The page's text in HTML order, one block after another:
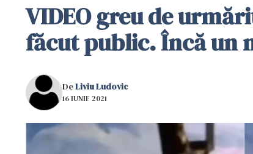
VIDEO greu de
făcut public. Încă un
DeLiviu Ludovic
16 IUNIE 2021